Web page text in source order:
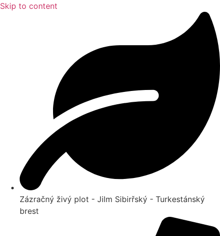
Skip to content
Zázračný živý plot - Jilm Sibirřský - Turkestánský
brest